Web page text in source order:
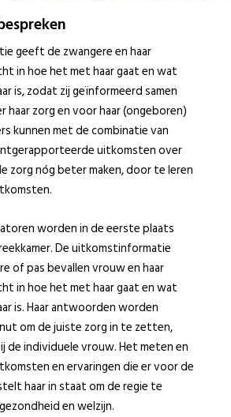
geeft de zwangere en haar
in hoe het met haar gaat en wat
is, zodat zij geïnformeerd samen
haar zorg en voor haar (ongeboren)
kunnen met de combinatie van
uitkomsten over
zorg nóg beter maken, door te leren
worden in de eerste plaats
De uitkomstinformatie
of pas bevallen vrouw en haar
in hoe het met haar gaat en wat
is. Haar antwoorden worden
om de juiste zorg in te zetten,
de individuele vrouw. Het meten en
en ervaringen die er voor de
haar in staat om de regie te
en welzijn.